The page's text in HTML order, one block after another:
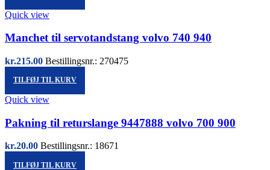
Quick view
Manchet til servotandstang volvo 740 940
kr.215.00 Bestillingsnr.: 270475
TILFØJ TIL KURV
Quick view
Pakning til returslange 9447888 volvo 700 900
kr.20.00 Bestillingsnr.: 18671
TILFØJ TIL KURV